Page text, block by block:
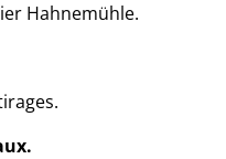
Hahnemühle.